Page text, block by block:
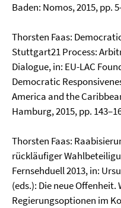
Baden: Nomos, 2015, pp.
Thorsten Faas:
Stuttgart21 Process:
Dialogue, in: EU-LAC
Democratic
America and the
Hamburg, 2015, pp.
Thorsten Faas:
rückläufiger
Fernsehduell 2013, in:
(eds.): Die neue
Regierungsoptionen im